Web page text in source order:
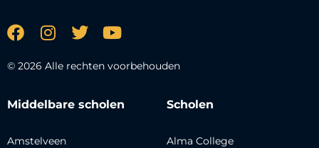
© 2026 Alle rechten voorbehouden
Middelbare scholen
Amstelveen
Scholen
Alma College